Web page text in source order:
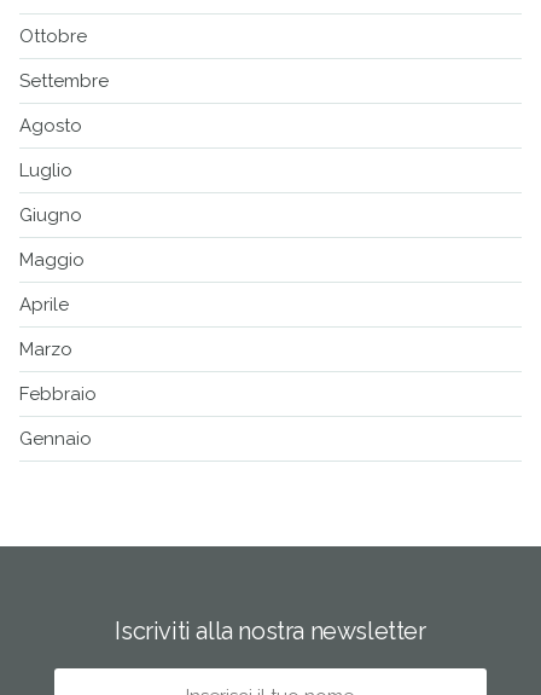
Ottobre
Settembre
Agosto
Luglio
Giugno
Maggio
Aprile
Marzo
Febbraio
Gennaio
Iscriviti alla nostra newsletter